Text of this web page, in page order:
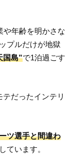
や年齢を明かさな
プルだけが地獄
国島”で1泊過ごす
だったインテリ
ツ選手と間違わ
ています。